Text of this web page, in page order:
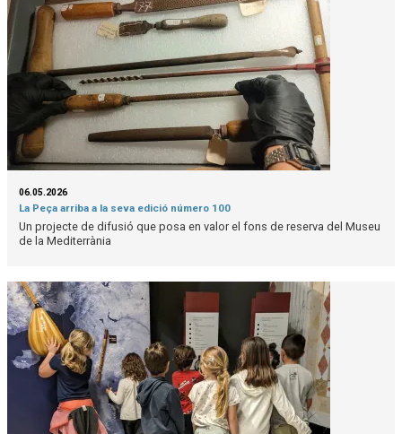
06.05.2026
La Peça arriba a la seva edició número 100
Un projecte de difusió que posa en valor el fons de reserva del Museu
de la Mediterrània